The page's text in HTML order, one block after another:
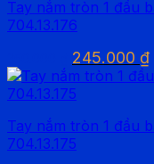
Tay nắm tròn 1 đầu
704.13.176
Giá
gốc
là:
245.000 ₫
Tay nắm tròn 1 đầu
704.13.175